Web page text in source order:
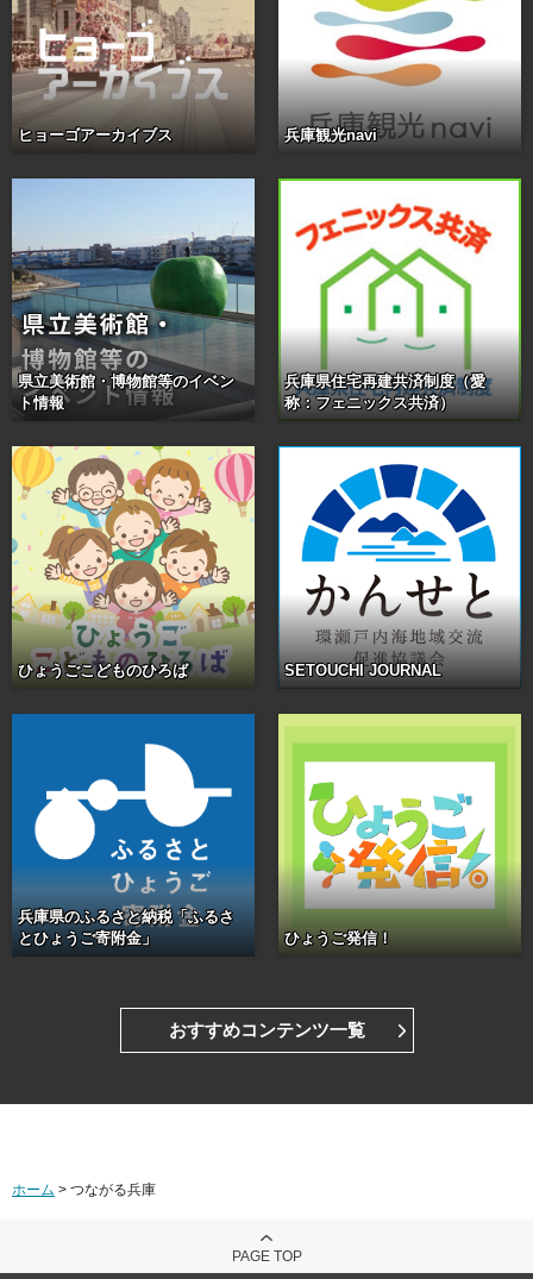
ヒョーゴアーカイブス 兵庫観光navi
県立美術館・博物館等のイベン
ト情報
兵庫県住宅再建共済制度（愛
称：フェニックス共済）
ひょうごこどものひろば SETOUCHI JOURNAL
兵庫県のふるさと納税「ふるさ
とひょうご寄附金」
ひょうご発信！
おすすめコンテンツ一覧
ホーム > つながる兵庫
PAGE TOP